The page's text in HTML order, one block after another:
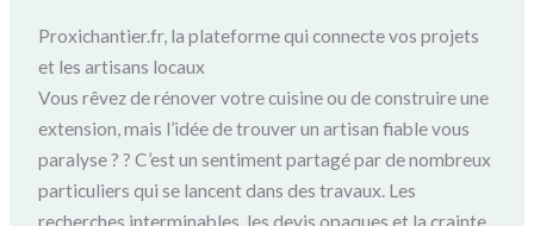
Proxichantier.fr, la plateforme qui connecte vos projets
et les artisans locaux
Vous rêvez de rénover votre cuisine ou de construire une
extension, mais l’idée de trouver un artisan fiable vous
paralyse ? ? C’est un sentiment partagé par de nombreux
particuliers qui se lancent dans des travaux. Les